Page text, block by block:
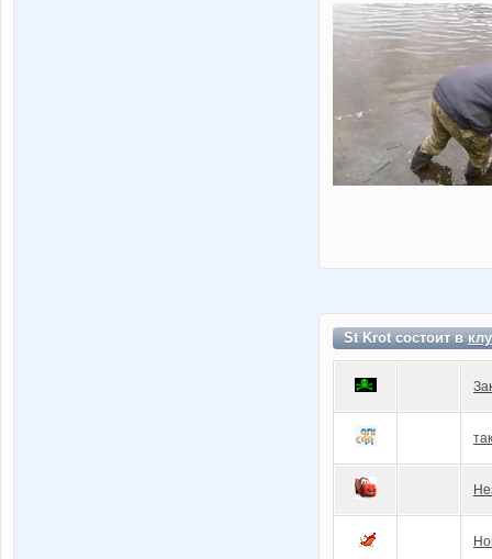
St Krot состоит в